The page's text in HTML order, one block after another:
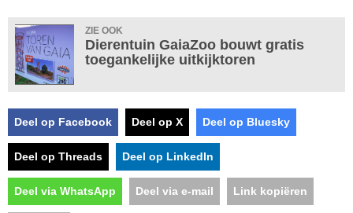
ZIE OOK
Dierentuin GaiaZoo bouwt gratis
toegankelijke uitkijktoren
Deel op Facebook Deel op X Deel op Bluesky
Deel op Threads Deel op LinkedIn
Deel via WhatsApp Deel via e-mail Link kopiëren